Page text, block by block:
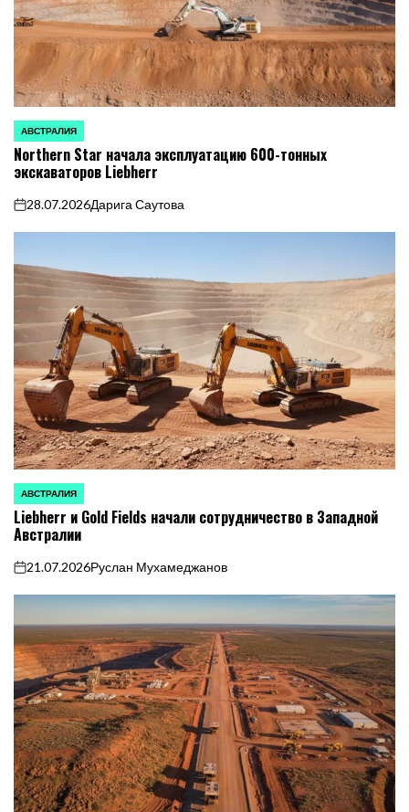
ОПУБЛИКОВАНО
В
АВСТРАЛИЯ
Northern Star начала эксплуатацию 600-тонных
экскаваторов Liebherr
on
28.07.2026Дарига Саутова
ОПУБЛИКОВАНО
В
АВСТРАЛИЯ
Liebherr и Gold Fields начали сотрудничество в Западной
Австралии
on
21.07.2026Руслан Мухамеджанов